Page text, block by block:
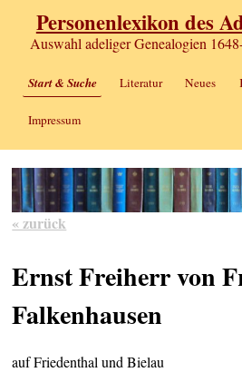
Personenlexikon des
Auswahl adeliger Genealogien
Start & Suche Literatur Neues
Impressum
« zurück
Ernst Freiherr von
Falkenhausen
auf Friedenthal und Bielau